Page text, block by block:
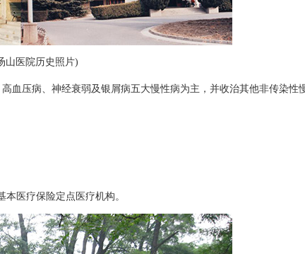
山医院历史照片)
压病、神经衰弱及银屑病五大慢性病为主，并收治其他非传染性
医疗保险定点医疗机构。